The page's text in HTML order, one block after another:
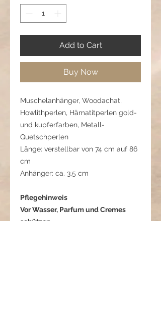
Add to Cart
Buy Now
Muschelanhänger, Woodachat,
Howlithperlen, Hämatitperlen gold-
und kupferfarben, Metall-
Quetschperlen
Länge: verstellbar von 74 cm auf 86
cm
Anhänger: ca. 3,5 cm
Pflegehinweis
Vor Wasser, Parfum und Cremes
schützen.